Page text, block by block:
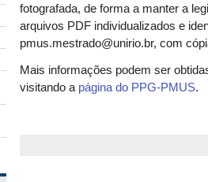
fotografada, de forma a manter a
arquivos PDF individualizados e
pmus.mestrado@unirio.br, com
Mais informações podem ser
visitando a página do PPG-PMUS.